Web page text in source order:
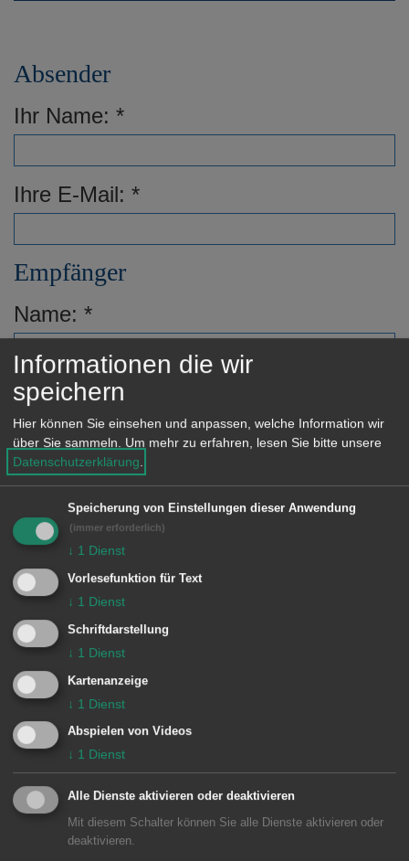
Absender
Ihr Name:
Ihre E-Mail:
Empfänger
Name:
E-Mail:
Nachricht
Betreff:
Ihre Nachricht:
Datenschutz-erklärung *
Ich habe dieDatenschutzerklärung
zur Kenntnis genommen.
Informationen die wir
speichern
Hier können Sie einsehen und anpassen, welche Information wir
über Sie sammeln. Um mehr zu erfahren, lesen Sie bitte unsere
Datenschutzerklärung.
Speicherung von Einstellungen dieser Anwendung
(immer erforderlich)
↓ 1 Dienst
Vorlesefunktion für Text
↓ 1 Dienst
Schriftdarstellung
↓ 1 Dienst
Kartenanzeige
↓ 1 Dienst
Abspielen von Videos
↓ 1 Dienst
Alle Dienste aktivieren oder deaktivieren
Mit diesem Schalter können Sie alle Dienste aktivieren oder
deaktivieren.